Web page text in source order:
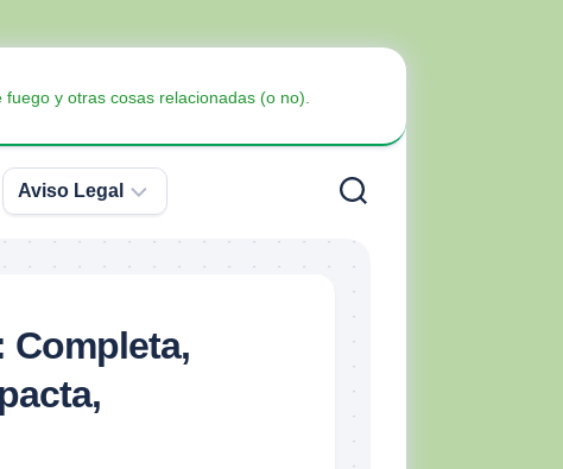
y otras cosas relacionadas (o no).
no
Blindaje
Aviso Legal
de
Completa,